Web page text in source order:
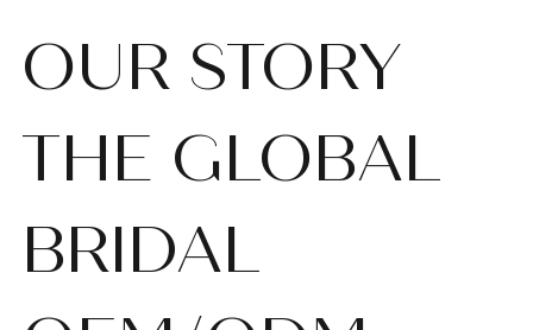
OUR STORY
THE GLOBAL
BRIDAL